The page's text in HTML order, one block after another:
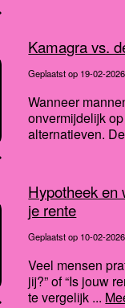
Kamagra vs.
Geplaatst op 19-02-2026
Wanneer
onvermijdelijk
alternatieven.
Hypotheek en
je rente
Geplaatst op 10-02-2026
Veel mensen
jij?” of “Is jouw
te vergelijk ...